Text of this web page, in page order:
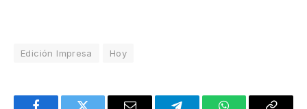
Edición Impresa Hoy